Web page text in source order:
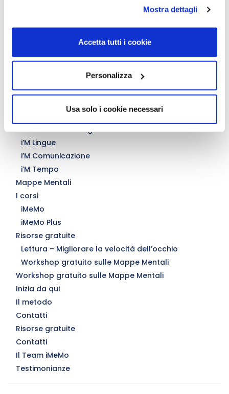
Mostra dettagli
Accetta tutti i cookie
Personalizza
Usa solo i cookie necessari
Il metodo
Condizioni generali
Contatti
i’M Lingue
i’M Comunicazione
i’M Tempo
Mappe Mentali
I corsi
iMeMo
iMeMo Plus
Risorse gratuite
Lettura – Migliorare la velocità dell’occhio
Workshop gratuito sulle Mappe Mentali
Workshop gratuito sulle Mappe Mentali
Inizia da qui
Il metodo
Contatti
Risorse gratuite
Contatti
Il Team iMeMo
Testimonianze